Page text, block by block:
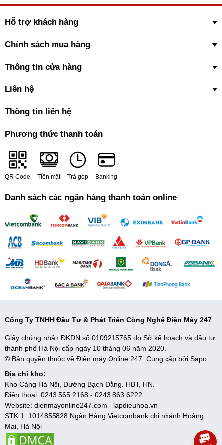
Hỗ trợ khách hàng
Chính sách mua hàng
Thông tin cửa hàng
Liên hệ
Thông tin liên hệ
Phương thức thanh toán
QR Code Tiền mặt Trả góp Banking
Danh sách các ngân hàng thanh toán online
Công Ty TNHH Đầu Tư & Phát Triển Công Nghệ Điện Máy 247
Giấy chứng nhận ĐKDN số 0109215765 do Sở kế hoạch và đầu tư
thành phố Hà Nội cấp ngày 10 tháng 06 năm 2020.
© Bản quyền thuộc về Điện máy Online 247. Cung cấp bởi Sapo
Địa chỉ kho:
Kho Cảng Hà Nội, Đường Bạch Đằng. HBT, HN.
Điện thoại: 0243 565 2168 - 0243 863 6222
Website: dienmayonline247.com - lapdieuhoa.vn
STK 1: 1014855828 Ngân Hàng Vietcombank chi nhánh Hoàng
Mai, Hà Nội